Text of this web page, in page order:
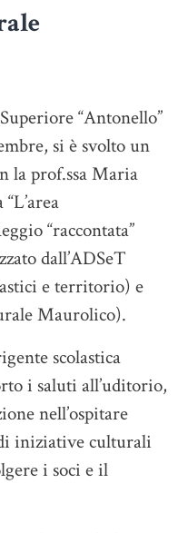
“Antonello”
si è svolto un
la prof.ssa Maria
“raccontata”
dall’ADSeT
e territorio) e
Maurolico).
scolastica
i saluti all’uditorio,
nell’ospitare
iniziative culturali
i soci e il